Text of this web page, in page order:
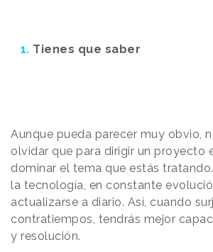
1. Tienes que saber
Aunque pueda parecer muy obvio,
olvidar que para dirigir un proyecto
dominar el tema que estás
la tecnología, en constante
actualizarse a diario. Así, cuando
contratiempos, tendrás mejor
y resolución.